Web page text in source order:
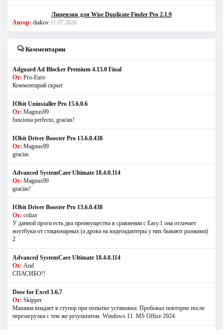
Лицензия для Wise Duplicate Finder Pro 2.1.9
Автор: diakov 11.07.2026
Комментарии
Adguard Ad Blocker Premium 4.13.0 Final
От: Pro-Euro
Комментарий скрыт
IObit Uninstaller Pro 15.6.0.6
От: Magnus99
funciona perfecto, gracias!
IObit Driver Booster Pro 13.6.0.438
От: Magnus99
gracias
Advanced SystemCare Ultimate 18.4.0.114
От: Magnus99
gracias!
IObit Driver Booster Pro 13.6.0.438
От: coliza
У данной проги есть два преимущества в сравнении с Easy.1 она отличает
ноутбуки от стационарных (а дрова на видеоадаптеры у них бывают разными)
2
Advanced SystemCare Ultimate 18.4.0.114
От: And
СПАСИБО!!
Dose for Excel 3.6.7
От: Skipper
Машина впадает в ступор при попытке установки. Пробовал повторно после
перезагрузки с тем же результатом. Windows 11. MS Offiсe 2024.